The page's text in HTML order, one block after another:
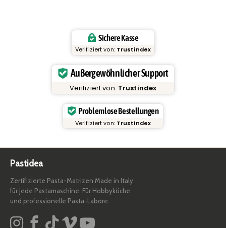
Sichere Kasse
Verifiziert von: Trustindex
Außergewöhnlicher Support
Verifiziert von: Trustindex
Problemlose Bestellungen
Verifiziert von: Trustindex
Pastidea
Zertifizierte Pasta-Matrizen Made in Italy
für jede Pastamaschine. Für Hobbyköche
und professionelle Pasta-Labore.